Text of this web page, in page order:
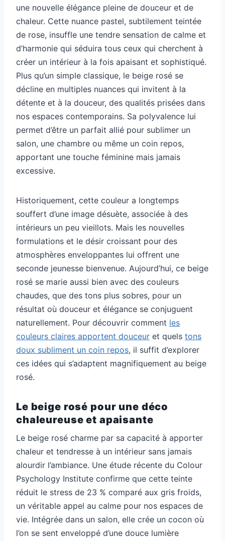
une nouvelle élégance pleine de douceur et de
chaleur. Cette nuance pastel, subtilement teintée
de rose, insuffle une tendre sensation de calme et
d’harmonie qui séduira tous ceux qui cherchent à
créer un intérieur à la fois apaisant et sophistiqué.
Plus qu’un simple classique, le beige rosé se
décline en multiples nuances qui invitent à la
détente et à la douceur, des qualités prisées dans
nos espaces contemporains. Sa polyvalence lui
permet d’être un parfait allié pour sublimer un
salon, une chambre ou même un coin repos,
apportant une touche féminine mais jamais
excessive.
Historiquement, cette couleur a longtemps
souffert d’une image désuète, associée à des
intérieurs un peu vieillots. Mais les nouvelles
formulations et le désir croissant pour des
atmosphères enveloppantes lui offrent une
seconde jeunesse bienvenue. Aujourd’hui, ce beige
rosé se marie aussi bien avec des couleurs
chaudes, que des tons plus sobres, pour un
résultat où douceur et élégance se conjuguent
naturellement. Pour découvrir comment les
couleurs claires apportent douceur et quels tons
doux subliment un coin repos, il suffit d’explorer
ces idées qui s’adaptent magnifiquement au beige
rosé.
Le beige rosé pour une déco
chaleureuse et apaisante
Le beige rosé charme par sa capacité à apporter
chaleur et tendresse à un intérieur sans jamais
alourdir l’ambiance. Une étude récente du Colour
Psychology Institute confirme que cette teinte
réduit le stress de 23 % comparé aux gris froids,
un véritable appel au calme pour nos espaces de
vie. Intégrée dans un salon, elle crée un cocon où
l’on se sent enveloppé d’une douce lumière